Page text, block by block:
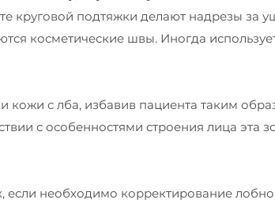
круговой подтяжки делают надрезы за
косметические швы. Иногда
кожи с лба, избавив пациента таким
с особенностями строения лица эта
если необходимо корректирование